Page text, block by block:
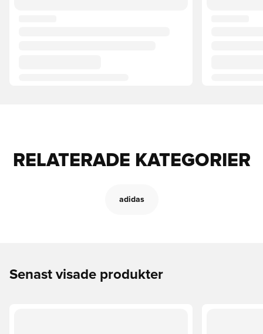
RELATERADE KATEGORIER
adidas
Senast visade produkter